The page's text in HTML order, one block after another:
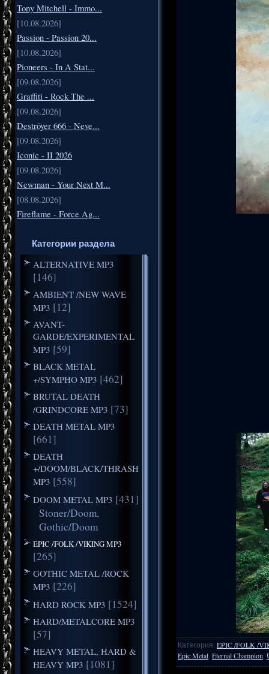
Tony Mitchell - Immo...
[10.08.2026]
Passion - Passion 20...
[10.08.2026]
Pioneers - In A Stat...
[09.08.2026]
Graffiti - Rock The ...
[09.08.2026]
Deströyer 666 - Neve...
[09.08.2026]
Iconic - II 2026
[09.08.2026]
Newman - Your Next M...
[08.08.2026]
Fireflame - Force Ag...
Категории раздела
ALTERNATIVE MP3
[146]
AMBIENT /NEW WAVE
MP3 [12]
AVANT-
GARDE/EXPERIMENTAL
MP3 [59]
BLACK METAL
+/SYMPHO MP3 [462]
BRUTAL DEATH
/GRINDCORE MP3 [73]
DEATH METAL MP3
[661]
DEATH
+/DOOM/BLACK/THRASH
MP3 [558]
DOOM METAL MP3 [431]
Stoner/Doom,
Gothic/Doom
EPIC /FOLK /VIKING MP3
[265]
GOTHIC METAL /ROCK
MP3 [226]
HARD ROCK MP3 [1524]
HARD/METALCORE MP3
[57]
HEAVY METAL, HARD &
HEAVY MP3 [1081]
Категория: EPIC /FOLK /
Epic Metal Eternal Champion